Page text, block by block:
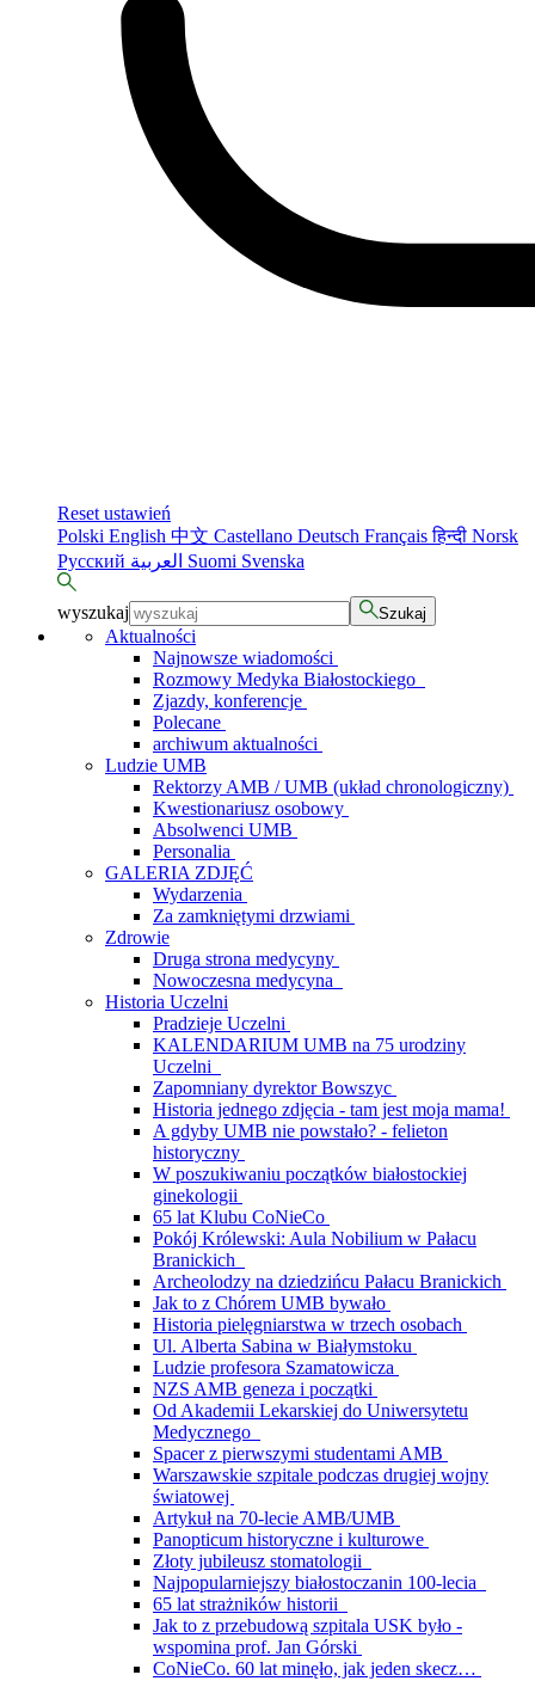
Reset ustawień
Polski English 中文 Castellano Deutsch Françaisहिन्दी Norsk
Русский
Suomi Svenska
wyszukaj Szukaj
Aktualności
Najnowsze wiadomości
Rozmowy Medyka Białostockiego
Zjazdy, konferencje
Polecane
archiwum aktualności
Ludzie UMB
Rektorzy AMB / UMB (układ chronologiczny)
Kwestionariusz osobowy
Absolwenci UMB
Personalia
GALERIA ZDJĘĆ
Wydarzenia
Za zamkniętymi drzwiami
Zdrowie
Druga strona medycyny
Nowoczesna medycyna
Historia Uczelni
Pradzieje Uczelni
KALENDARIUM UMB na 75 urodziny
Uczelni
Zapomniany dyrektor Bowszyc
Historia jednego zdjęcia - tam jest moja mama!
A gdyby UMB nie powstało? - felieton
historyczny
W poszukiwaniu początków białostockiej
ginekologii
65 lat Klubu CoNieCo
Pokój Królewski: Aula Nobilium w Pałacu
Branickich
Archeolodzy na dziedzińcu Pałacu Branickich
Jak to z Chórem UMB bywało
Historia pielęgniarstwa w trzech osobach
Ul. Alberta Sabina w Białymstoku
Ludzie profesora Szamatowicza
NZS AMB geneza i początki
Od Akademii Lekarskiej do Uniwersytetu
Medycznego
Spacer z pierwszymi studentami AMB
Warszawskie szpitale podczas drugiej wojny
światowej
Artykuł na 70-lecie AMB/UMB
Panopticum historyczne i kulturowe
Złoty jubileusz stomatologii
Najpopularniejszy białostoczanin 100-lecia
65 lat strażników historii
Jak to z przebudową szpitala USK było -
wspomina prof. Jan Górski
CoNieCo. 60 lat minęło, jak jeden skecz…